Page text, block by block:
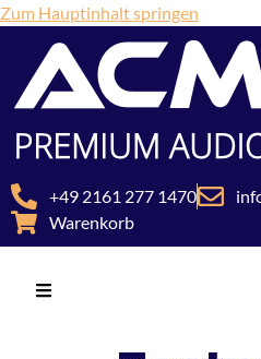
Zum Hauptinhalt springen
+49 2161 277 1470
Warenkorb